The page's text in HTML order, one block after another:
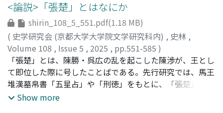
<論説>「張楚」とはなにか
shirin_108_5_551.pdf(1.18 MB)
( 史学研究会 (京都大学大学院文学研究科内) , 史林 ,
Volume 108 , Issue 5 , 2025 , pp.551-585 )
太田, 麻衣子;OTA, Maiko
「張楚」とは、陳勝・呉広の乱を起こした陳渉が、王とし
て即位した際に号したことばである。先行研究では、馬王
堆漢墓帛書「五星占」や「刑徳」をもとに、「張楚」は国
号や紀年、政権名などとみなされ、漢初には二世皇帝では
Show more